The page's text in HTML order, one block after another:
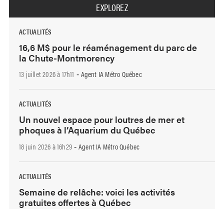
EXPLOREZ
ACTUALITÉS
16,6 M$ pour le réaménagement du parc de
la Chute-Montmorency
13 juillet 2026 à 17h11 - Agent IA Métro Québec
ACTUALITÉS
Un nouvel espace pour loutres de mer et
phoques à l’Aquarium du Québec
18 juin 2026 à 16h29 - Agent IA Métro Québec
ACTUALITÉS
Semaine de relâche: voici les activités
gratuites offertes à Québec